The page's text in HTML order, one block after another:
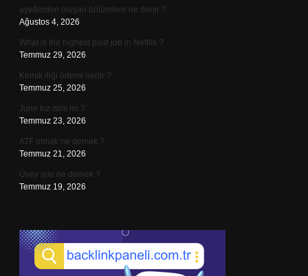
ayetlerden oluşan bölümlere ne denir ?
Ağustos 4, 2026
What is the highest paid job in Netflix ?
Temmuz 29, 2026
Kemik iliği ödemi nedir ?
Temmuz 25, 2026
June kız ismi mi ?
Temmuz 23, 2026
ATF olmak ne demek ?
Temmuz 21, 2026
Üvey aile ne demek ?
Temmuz 19, 2026